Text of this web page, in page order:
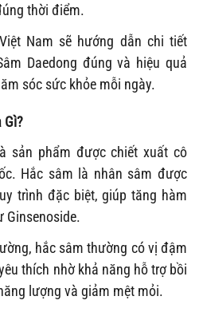
thời điểm.
Nam sẽ hướng dẫn chi tiết
Daedong đúng và hiệu quả
sóc sức khỏe mỗi ngày.
Gì?
sản phẩm được chiết xuất cô
Hắc sâm là nhân sâm được
trình đặc biệt, giúp tăng hàm
Ginsenoside.
hắc sâm thường có vị đậm
thích nhờ khả năng hỗ trợ bồi
lượng và giảm mệt mỏi.